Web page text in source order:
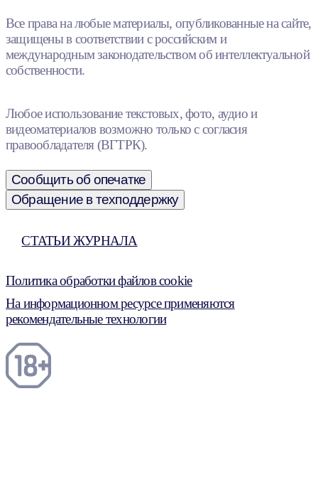
Все права на любые материалы, опубликованные на сайте,
защищены в соответствии с российским и
международным законодательством об интеллектуальной
собственности.
Любое использование текстовых, фото, аудио и
видеоматериалов возможно только с согласия
правообладателя (ВГТРК).
Сообщить об опечатке
Обращение в техподдержку
СТАТЬИ ЖУРНАЛА
Политика обработки файлов cookie
На информационном ресурсе применяются
рекомендательные технологии